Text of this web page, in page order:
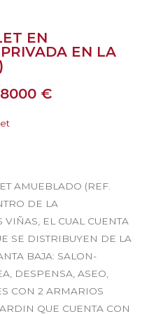
EN
EN LA
€
AMUEBLADO (REF.
DE LA
EL CUAL CUENTA
SE DISTRIBUYEN DE LA
BAJA: SALON-
DESPENSA, ASEO,
CON 2 ARMARIOS
QUE CUENTA CON